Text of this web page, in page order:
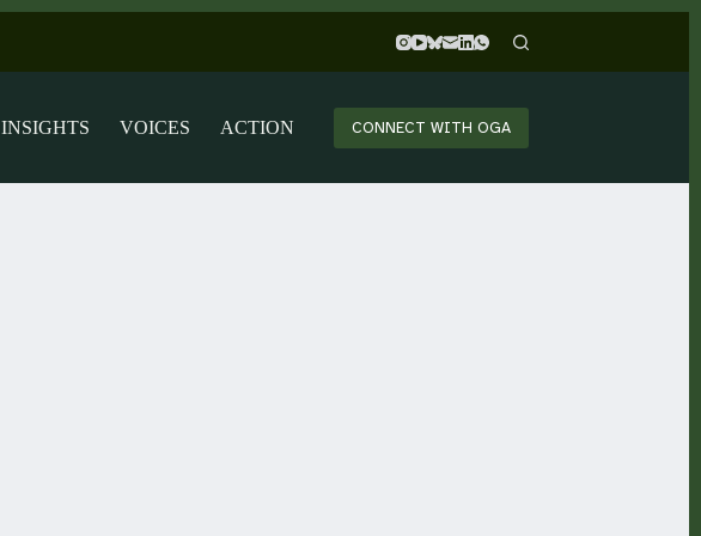
INSIGHTS VOICES ACTION CONNECT WITH OGA